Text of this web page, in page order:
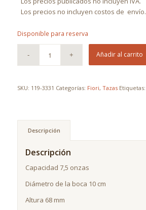
Los precios no incluyen costos de envío.
Disponible para reserva
Añadir al carrito
SKU: 119-3331 Categorías: Fiori, Tazas Etiquetas:
Descripción
Descripción
Capacidad 7,5 onzas
Diámetro de la boca 10 cm
Altura 68 mm